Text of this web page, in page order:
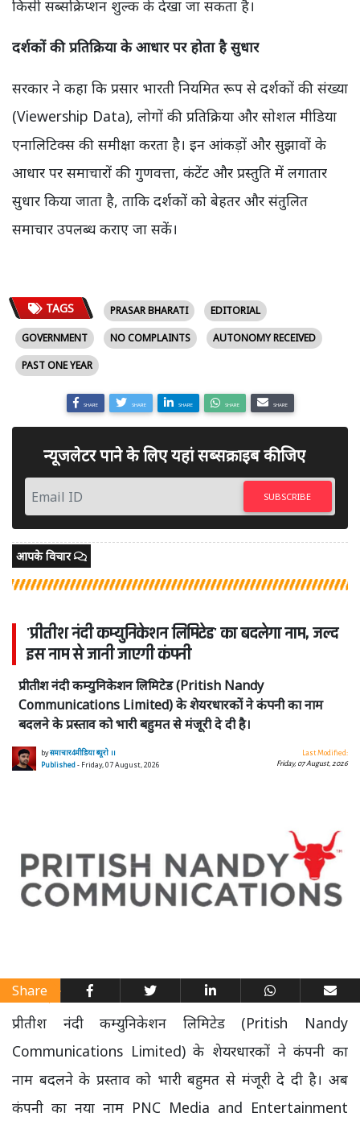
किसी सब्सक्रिप्शन शुल्क के देखा जा सकता है।
दर्शकों की प्रतिक्रिया के आधार पर होता है सुधार
सरकार ने कहा कि प्रसार भारती नियमित रूप से दर्शकों की संख्या
(Viewership Data), लोगों की प्रतिक्रिया और सोशल मीडिया
एनालिटिक्स की समीक्षा करता है। इन आंकड़ों और सुझावों के
आधार पर समाचारों की गुणवत्ता, कंटेंट और प्रस्तुति में लगातार
सुधार किया जाता है, ताकि दर्शकों को बेहतर और संतुलित
समाचार उपलब्ध कराए जा सकें।
TAGS PRASAR BHARATI
EDITORIAL
GOVERNMENT
NO COMPLAINTS
AUTONOMY RECEIVED
PAST ONE YEAR
SHARE SHARE SHARE SHARE SHARE
न्यूजलेटर पाने के लिए यहां सब्सक्राइब कीजिए
SUBSCRIBE
आपके विचार
'प्रीतीश नंदी कम्युनिकेशन लिमिटेड' का बदलेगा नाम, जल्द
इस नाम से जानी जाएगी कंपनी
प्रीतीश नंदी कम्युनिकेशन लिमिटेड (Pritish Nandy
Communications Limited) के शेयरधारकों ने कंपनी का नाम
बदलने के प्रस्ताव को भारी बहुमत से मंजूरी दे दी है।
byसमाचार4मीडिया ब्यूरो ।।
Published- Friday, 07 August, 2026
Last Modified:
Friday, 07 August, 2026
Share
प्रीतीश नंदी कम्युनिकेशन लिमिटेड (Pritish Nandy
Communications Limited) के शेयरधारकों ने कंपनी का
नाम बदलने के प्रस्ताव को भारी बहुमत से मंजूरी दे दी है। अब
कंपनी का नया नाम PNC Media and Entertainment